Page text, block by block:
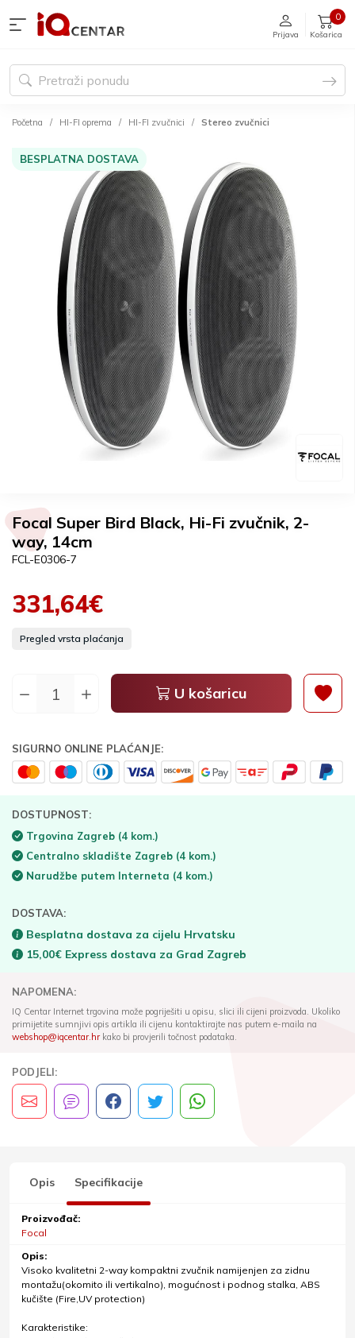
Prijava Košarica
0
Početna HI-FI oprema HI-FI zvučnici Stereo zvučnici
BESPLATNA DOSTAVA
Focal Super Bird Black, Hi-Fi zvučnik, 2-
way, 14cm
FCL-E0306-7
331,64€
Pregled vrsta plaćanja
U košaricu
SIGURNO ONLINE PLAĆANJE:
DOSTUPNOST:
Trgovina Zagreb (4 kom.)
Centralno skladište Zagreb (4 kom.)
Narudžbe putem Interneta (4 kom.)
DOSTAVA:
Besplatna dostava za cijelu Hrvatsku
15,00€ Express dostava za Grad Zagreb
NAPOMENA:
IQ Centar Internet trgovina može pogriješiti u opisu, slici ili cijeni proizvoda. Ukoliko
primijetite sumnjivi opis artikla ili cijenu kontaktirajte nas putem e-maila na
webshop@iqcentar.hrkako bi provjerili točnost podataka.
PODJELI:
Opis Specifikacije
Proizvođač:
Focal
Opis:
Visoko kvalitetni 2-way kompaktni zvučnik namijenjen za zidnu
montažu(okomito ili vertikalno), mogućnost i podnog stalka, ABS
kučište (Fire,UV protection)
Karakteristike: